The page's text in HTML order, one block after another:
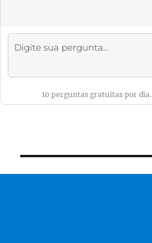
10 perguntas gratuitas por dia.